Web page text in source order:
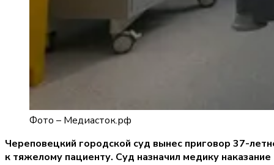
Фото – Медиасток.рф
Череповецкий городской суд вынес приговор 37-
к тяжелому пациенту. Суд назначил медику